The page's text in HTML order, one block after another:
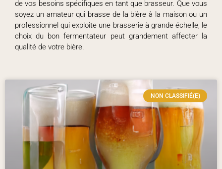
de vos besoins spécifiques en tant que brasseur. Que vous
soyez un amateur qui brasse de la bière à la maison ou un
professionnel qui exploite une brasserie à grande échelle, le
choix du bon fermentateur peut grandement affecter la
qualité de votre bière.
NON CLASSIFIÉ(E)